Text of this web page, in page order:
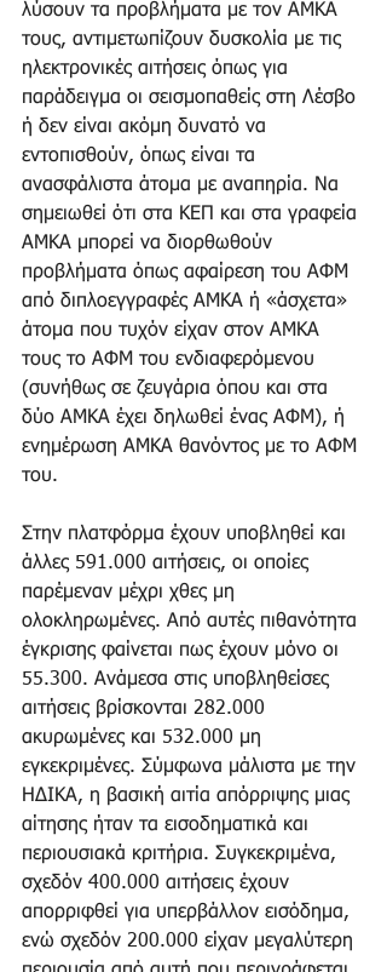
λύσουν τα προβλήματα με τον ΑΜΚΑ
τους, αντιμετωπίζουν δυσκολία με τις
ηλεκτρονικές αιτήσεις όπως για
παράδειγμα οι σεισμοπαθείς στη Λέσβο
ή δεν είναι ακόμη δυνατό να
εντοπισθούν, όπως είναι τα
ανασφάλιστα άτομα με αναπηρία. Να
σημειωθεί ότι στα ΚΕΠ και στα γραφεία
ΑΜΚΑ μπορεί να διορθωθούν
προβλήματα όπως αφαίρεση του ΑΦΜ
από διπλοεγγραφές ΑΜΚΑ ή «άσχετα»
άτομα που τυχόν είχαν στον ΑΜΚΑ
τους το ΑΦΜ του ενδιαφερόμενου
(συνήθως σε ζευγάρια όπου και στα
δύο ΑΜΚΑ έχει δηλωθεί ένας ΑΦΜ), ή
ενημέρωση ΑΜΚΑ θανόντος με το ΑΦΜ
του.
Στην πλατφόρμα έχουν υποβληθεί και
άλλες 591.000 αιτήσεις, οι οποίες
παρέμεναν μέχρι χθες μη
ολοκληρωμένες. Από αυτές πιθανότητα
έγκρισης φαίνεται πως έχουν μόνο οι
55.300. Ανάμεσα στις υποβληθείσες
αιτήσεις βρίσκονται 282.000
ακυρωμένες και 532.000 μη
εγκεκριμένες. Σύμφωνα μάλιστα με την
ΗΔΙΚΑ, η βασική αιτία απόρριψης μιας
αίτησης ήταν τα εισοδηματικά και
περιουσιακά κριτήρια. Συγκεκριμένα,
σχεδόν 400.000 αιτήσεις έχουν
απορριφθεί για υπερβάλλον εισόδημα,
ενώ σχεδόν 200.000 είχαν μεγαλύτερη